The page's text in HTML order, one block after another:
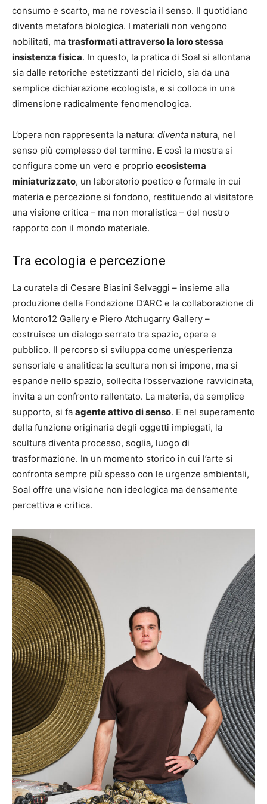
consumo e scarto, ma ne rovescia il senso. Il quotidiano
diventa metafora biologica. I materiali non vengono
nobilitati, ma trasformati attraverso la loro stessa
insistenza fisica. In questo, la pratica di Soal si allontana
sia dalle retoriche estetizzanti del riciclo, sia da una
semplice dichiarazione ecologista, e si colloca in una
dimensione radicalmente fenomenologica.
L’opera non rappresenta la natura: diventa natura, nel
senso più complesso del termine. E così la mostra si
configura come un vero e proprio ecosistema
miniaturizzato, un laboratorio poetico e formale in cui
materia e percezione si fondono, restituendo al visitatore
una visione critica – ma non moralistica – del nostro
rapporto con il mondo materiale.
Tra ecologia e percezione
La curatela di Cesare Biasini Selvaggi – insieme alla
produzione della Fondazione D’ARC e la collaborazione di
Montoro12 Gallery e Piero Atchugarry Gallery –
costruisce un dialogo serrato tra spazio, opere e
pubblico. Il percorso si sviluppa come un’esperienza
sensoriale e analitica: la scultura non si impone, ma si
espande nello spazio, sollecita l’osservazione ravvicinata,
invita a un confronto rallentato. La materia, da semplice
supporto, si fa agente attivo di senso. E nel superamento
della funzione originaria degli oggetti impiegati, la
scultura diventa processo, soglia, luogo di
trasformazione. In un momento storico in cui l’arte si
confronta sempre più spesso con le urgenze ambientali,
Soal offre una visione non ideologica ma densamente
percettiva e critica.